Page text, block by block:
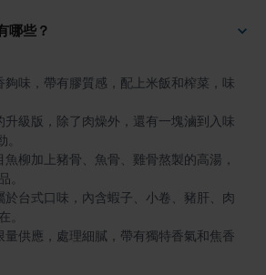
哪些？
夠味，帶有膠質感，配上米飯和榨菜，味
升級版，除了肉燥外，還有一塊滷到入味
魚柳加上豬骨、魚骨、雞骨熬製的高湯，
於台式口味，內含蝦子、小卷、豬肝、肉
量供應，處理細膩，帶有獨特香氣和焦香